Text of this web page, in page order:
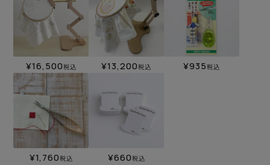
¥16,500税込 ¥13,200税込 ¥935税込
¥1,760税込 ¥660税込